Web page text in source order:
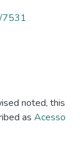
7531
noted, this
as Acesso